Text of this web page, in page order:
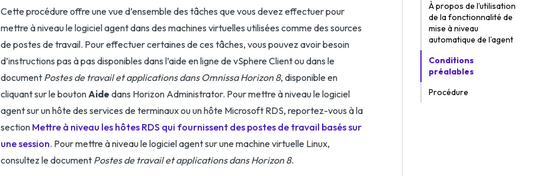
Cette procédure offre une vue d’ensemble des tâches que vous devez effectuer pour
mettre à niveau le logiciel agent dans des machines virtuelles utilisées comme des sources
de postes de travail. Pour effectuer certaines de ces tâches, vous pouvez avoir besoin
d’instructions pas à pas disponibles dans l’aide en ligne de vSphere Client ou dans le
document Postes de travail et applications dans Omnissa Horizon 8, disponible en
cliquant sur le boutonAide dans Horizon Administrator. Pour mettre à niveau le logiciel
agent sur un hôte des services de terminaux ou un hôte Microsoft RDS, reportez-vous à la
section Mettre à niveau les hôtes RDS qui fournissent des postes de travail basés sur
une session. Pour mettre à niveau le logiciel agent sur une machine virtuelle Linux,
consultez le document Postes de travail et applications dans Horizon 8.
À propos de l’utilisation
de la fonctionnalité de
mise à niveau
automatique de l’agent
Conditions
préalables
Procédure